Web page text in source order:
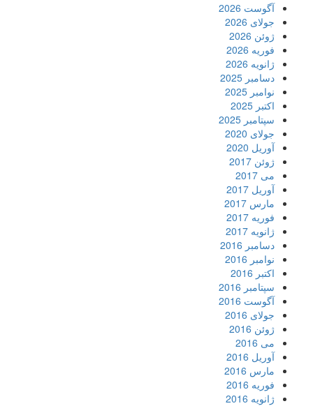
آگوست 2026
جولای 2026
ژوئن 2026
فوریه 2026
ژانویه 2026
دسامبر 2025
نوامبر 2025
اکتبر 2025
سپتامبر 2025
جولای 2020
آوریل 2020
ژوئن 2017
می 2017
آوریل 2017
مارس 2017
فوریه 2017
ژانویه 2017
دسامبر 2016
نوامبر 2016
اکتبر 2016
سپتامبر 2016
آگوست 2016
جولای 2016
ژوئن 2016
می 2016
آوریل 2016
مارس 2016
فوریه 2016
ژانویه 2016